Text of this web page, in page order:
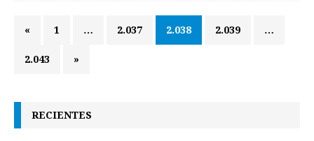
« 1 … 2.037 2.038 2.039 …
2.043 »
RECIENTES